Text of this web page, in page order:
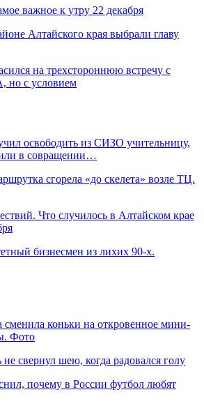
важное к утру 22 декабря
Алтайского края выбрали главу
на трехстороннюю встречу с
но с условием
освободить из СИЗО учительницу,
в совращении…
сгорела «до скелета» возле ТЦ.
Что случилось в Алтайском крае
бизнесмен из лихих 90-х.
сменила коньки на откровенное мини-
Фото
свернул шею, когда радовался голу
почему в России футбол любят